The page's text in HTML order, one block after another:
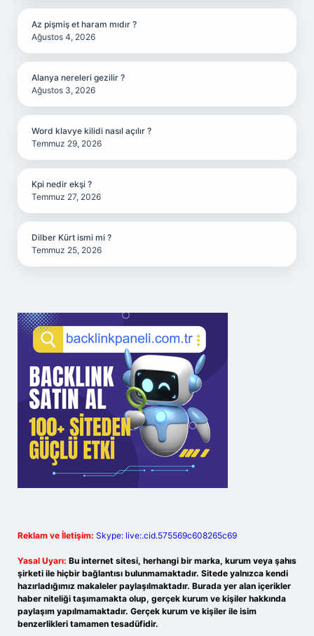
Az pişmiş et haram mıdır ?
Ağustos 4, 2026
Alanya nereleri gezilir ?
Ağustos 3, 2026
Word klavye kilidi nasıl açılır ?
Temmuz 29, 2026
Kpi nedir ekşi ?
Temmuz 27, 2026
Dilber Kürt ismi mi ?
Temmuz 25, 2026
Reklam ve İletişim: Skype: live:.cid.575569c608265c69
Yasal Uyarı: Bu internet sitesi, herhangi bir marka, kurum veya şahıs
şirketi ile hiçbir bağlantısı bulunmamaktadır. Sitede yalnızca kendi
hazırladığımız makaleler paylaşılmaktadır. Burada yer alan içerikler
haber niteliği taşımamakta olup, gerçek kurum ve kişiler hakkında
paylaşım yapılmamaktadır. Gerçek kurum ve kişiler ile isim
benzerlikleri tamamen tesadüfidir.